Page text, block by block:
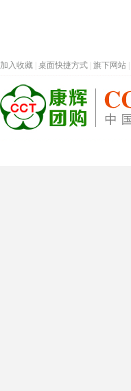
加入收藏 桌面快捷方式 旗下网站